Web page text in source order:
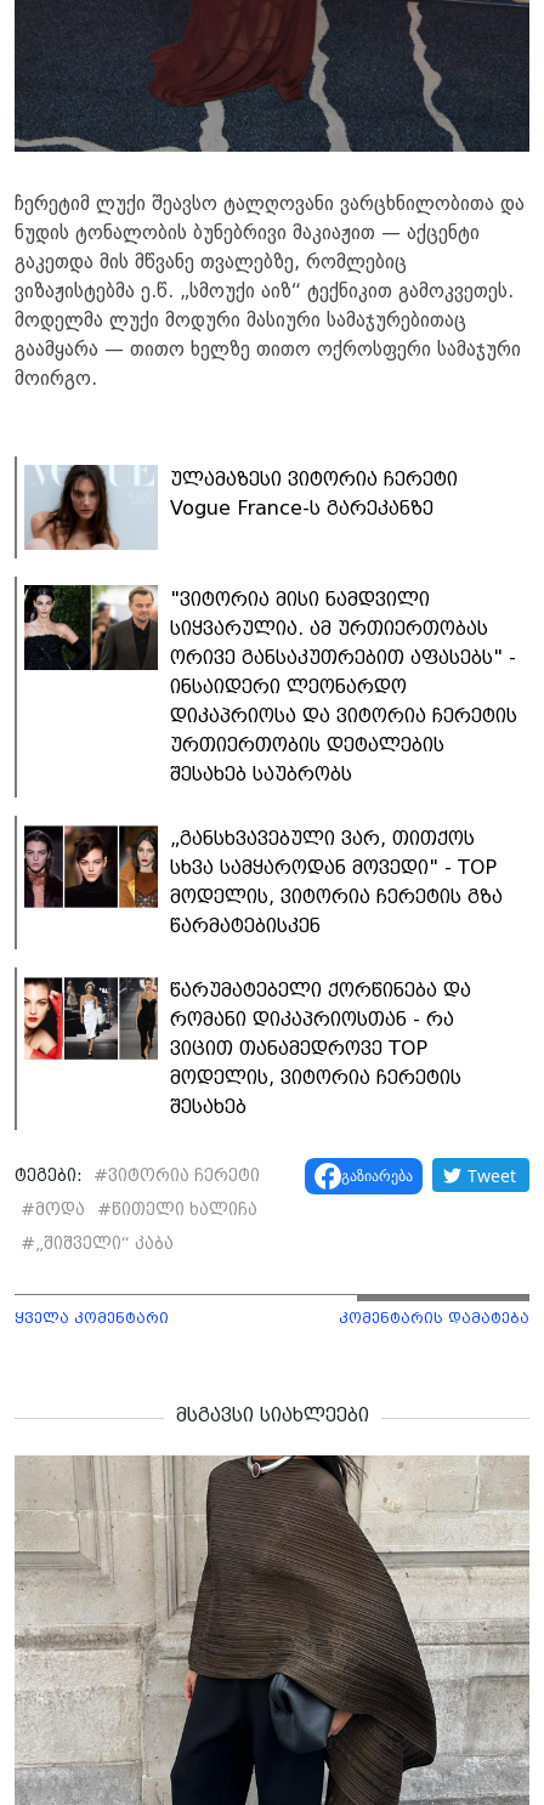
ჩერეტიმ ლუქი შეავსო ტალღოვანი ვარცხნილობითა და
ნუდის ტონალობის ბუნებრივი მაკიაჟით — აქცენტი
გაკეთდა მის მწვანე თვალებზე, რომლებიც
ვიზაჟისტებმა ე.წ. „სმოუქი აიზ“ ტექნიკით გამოკვეთეს.
მოდელმა ლუქი მოდური მასიური სამაჯურებითაც
გაამყარა — თითო ხელზე თითო ოქროსფერი სამაჯური
მოირგო.
ულამაზესი ვიტორია ჩერეტი
Vogue France-ს გარეკანზე
"ვიტორია მისი ნამდვილი
სიყვარულია. ამ ურთიერთობას
ორივე განსაკუთრებით აფასებს" -
ინსაიდერი ლეონარდო
დიკაპრიოსა და ვიტორია ჩერეტის
ურთიერთობის დეტალების
შესახებ საუბრობს
„განსხვავებული ვარ, თითქოს
სხვა სამყაროდან მოვედი" - TOP
მოდელის, ვიტორია ჩერეტის გზა
წარმატებისკენ
წარუმატებელი ქორწინება და
რომანი დიკაპრიოსთან - რა
ვიცით თანამედროვე TOP
მოდელის, ვიტორია ჩერეტის
შესახებ
ტეგები: #ვიტორია ჩერეტი
#მოდა #წითელი ხალიჩა
#„შიშველი“ კაბა
გაზიარება Tweet
ყველა კომენტარი კომენტარის დამატება
მსგავსი სიახლეები